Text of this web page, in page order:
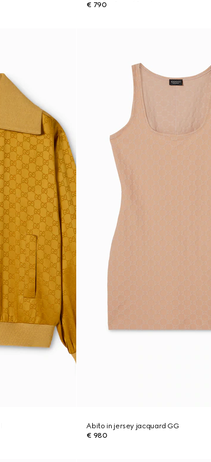
€ 790
Abito in jersey jacquard GG
€ 980